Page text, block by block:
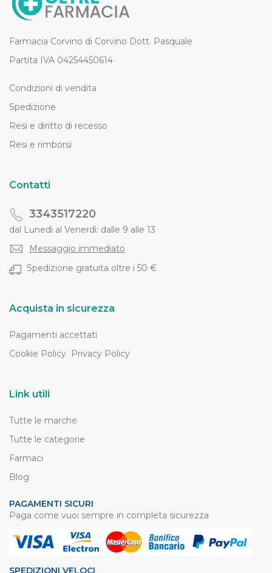
Farmacia Corvino di Corvino Dott. Pasquale
Partita IVA 04254450614
Condizioni di vendita
Spedizione
Resi e diritto di recesso
Resi e rimborsi
Contatti
3343517220
dal Lunedì al Venerdì: dalle 9 alle 13
Messaggio immediato
Spedizione gratuita oltre i 50 €
Acquista in sicurezza
Pagamenti accettati
Cookie Policy Privacy Policy
Link utili
Tutte le marche
Tutte le categorie
Farmaci
Blog
PAGAMENTI SICURI
Paga come vuoi sempre in completa sicurezza
SPEDIZIONI VELOCI